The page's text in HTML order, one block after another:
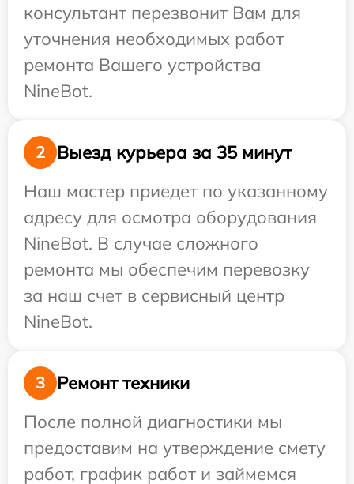
консультант перезвонит Вам для
уточнения необходимых работ
ремонта Вашего устройства
NineBot.
2
Выезд курьера за 35 минут
Наш мастер приедет по указанному
адресу для осмотра оборудования
NineBot. В случае сложного
ремонта мы обеспечим перевозку
за наш счет в сервисный центр
NineBot.
3
Ремонт техники
После полной диагностики мы
предоставим на утверждение смету
работ, график работ и займемся